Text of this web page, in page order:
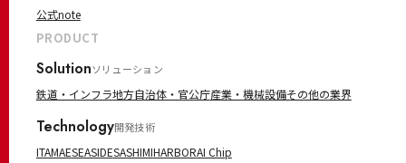
公式note
PRODUCT
Solutionソリューション
鉄道・インフラ地方自治体・官公庁産業・機械設備その他の業界
Technology開発技術
ITAMAESEASIDESASHIMIHARBORAI Chip